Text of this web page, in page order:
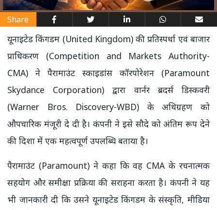
Share
यूनाइटेड किंगडम (United Kingdom) की प्रतिस्पर्धा एवं बाजार
प्राधिकरण (Competition and Markets Authority-
CMA) ने पैरामाउंट स्काइडांस कॉरपोरेशन (Paramount
Skydance Corporation) द्वारा वार्नर ब्रदर्स डिस्कवरी
(Warner Bros. Discovery-WBD) के अधिग्रहण को
औपचारिक मंजूरी दे दी है। कंपनी ने इसे सौदे को अंतिम रूप देने
की दिशा में एक महत्वपूर्ण उपलब्धि बताया है।
पैरामाउंट (Paramount) ने कहा कि वह CMA के रचनात्मक
सहयोग और समीक्षा प्रक्रिया की सराहना करता है। कंपनी ने यह
भी जानकारी दी कि उसने यूनाइटेड किंगडम के संस्कृति, मीडिया